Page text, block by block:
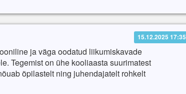
15.12.2025 17:35
ja väga oodatud liikumiskavade
Tegemist on ühe kooliaasta suurimatest
õpilastelt ning juhendajatelt rohkelt